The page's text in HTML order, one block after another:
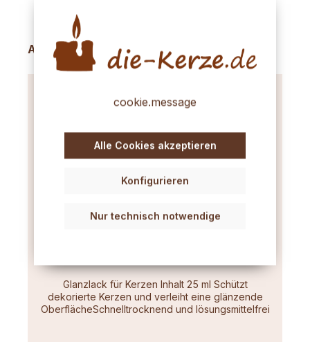
Produktgalerie überspringen
Accessory Items
Glanzlack für Kerzen Inhalt 25 ml Schützt
dekorierte Kerzen und verleiht eine glänzende
OberflächeSchnelltrocknend und lösungsmittelfrei
cookie.message
Nur technisch notwendige
Konfigurieren
Alle Cookies akzeptieren